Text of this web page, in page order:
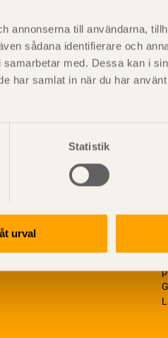
annonserna till användarna,
sådana identifierare och
med. Dessa kan i
har samlat in när du har
Statistik
urval
och deras